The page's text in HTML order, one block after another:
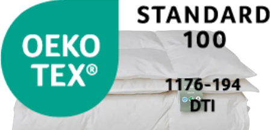
Faconlagner 120x200
Faconlagner 90x200
Se flere størrelser
Øvrige lagner
Flade lagner
Moltonlagner
Stræklagner
Splitlagner
Vådliggerlagner
Rullemadrasser
Rullemadrasser 180x200
Rullemadrasser 140x200